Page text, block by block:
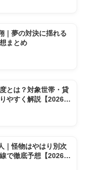
｜夢の対決に揺れる
まとめ
とは？対象世帯・貸
やすく解説【2026年
｜怪物はやはり別次
で徹底予想【2026東